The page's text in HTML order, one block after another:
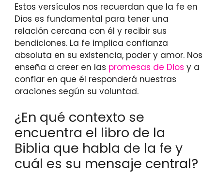
Estos versículos nos recuerdan que la fe en
Dios es fundamental para tener una
relación cercana con él y recibir sus
bendiciones. La fe implica confianza
absoluta en su existencia, poder y amor. Nos
enseña a creer en las promesas de Dios y a
confiar en que él responderá nuestras
oraciones según su voluntad.
¿En qué contexto se
encuentra el libro de la
Biblia que habla de la fe y
cuál es su mensaje central?